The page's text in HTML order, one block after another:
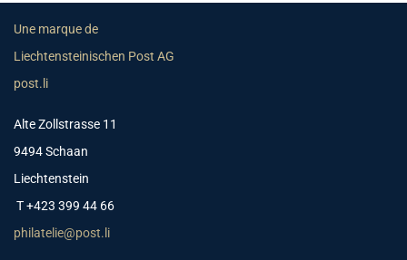
Une marque de
Liechtensteinischen Post AG
post.li
Alte Zollstrasse 11
9494 Schaan
Liechtenstein
T +423 399 44 66
philatelie@post.li